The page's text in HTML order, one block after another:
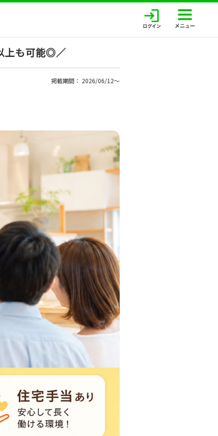
上も可能◎／
掲載期間： 2026/06/12〜